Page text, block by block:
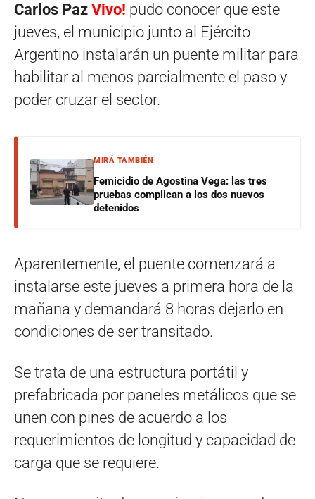
Carlos Paz Vivo! pudo conocer que este
jueves, el municipio junto al Ejército
Argentino instalarán un puente militar para
habilitar al menos parcialmente el paso y
poder cruzar el sector.
MIRÁ TAMBIÉN
Femicidio de Agostina Vega: las tres
pruebas complican a los dos nuevos
detenidos
Aparentemente, el puente comenzará a
instalarse este jueves a primera hora de la
mañana y demandará 8 horas dejarlo en
condiciones de ser transitado.
Se trata de una estructura portátil y
prefabricada por paneles metálicos que se
unen con pines de acuerdo a los
requerimientos de longitud y capacidad de
carga que se requiere.